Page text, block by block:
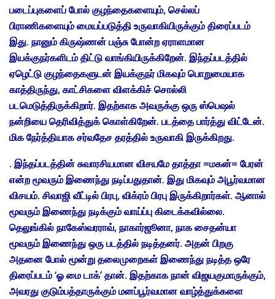
படைப்புகளைப் போல் குழந்தைகளையும், செல்லப்
பிராணிகளையும் மையப்படுத்தி உருவாகியிருக்கும் திரைப்படம்
இது. நானும் கிருஷ்ணன் பஞ்சு போன்ற ஏராளமான
இயக்குநர்களிடம் திட்டு வாங்கியிருக்கிறேன். இந்தப்படத்தில்
ஏழெட்டு குழந்தைகளுடன் இயக்குநர் மிகவும் பொறுமையாக
காத்திருந்து, காட்சிகளை விளக்கிச் சொல்லி
படமெடுத்திருக்கிறார். இதற்காக அவருக்கு ஒரு ஸ்பெஷல்
நன்றியை தெரிவித்துக் கொள்கிறேன். படத்தை பார்த்து விட்டேன்.
மிக நேர்த்தியாக சர்வதேச தரத்தில் உருவாகி இருக்கிறது.
. இந்தப்படத்தின் சுவாரசியமான விசயமே தாத்தா =மகன்= பேரன்
என்ற மூவரும் இணைந்து நடிப்பதுதான். இது மிகவும் அபூர்வமான
விசயம். சிவாஜி வீட்டில் பிரபு, விக்ரம் பிரபு இருக்கிறார்கள். ஆனால்
மூவரும் இணைந்து நடிக்கும் வாய்ப்பு கிடைக்கவில்லை.
தெலுங்கில் நாகேஸ்வரராவ், நாகார்ஜூனா, நாக சைதன்யா
மூவரும் இணைந்து ஒரு படத்தில் நடித்தனர். அதன் பிறகு
அதனை போல் மூன்று தலைமுறைகள் இணைந்து நடித்த ஒரே
திரைப்படம் ‘ஓ மை டாக்’ தான். இதற்காக நான் விஜயகுமாருக்கும்,
அவரது குடும்பத்தாருக்கும் மனப்பூர்வமான வாழ்த்துக்களை